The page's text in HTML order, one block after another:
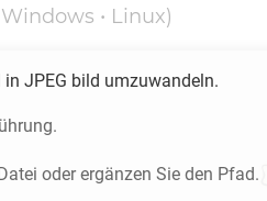
Windows • Linux)
in JPEG bild umzuwandeln.
oder ergänzen Sie den Pfad.